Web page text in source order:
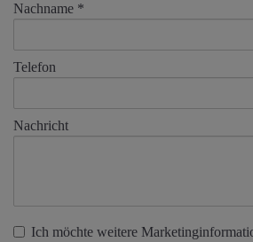
Nachname
Telefon
Nachricht
Ich möchte weitere